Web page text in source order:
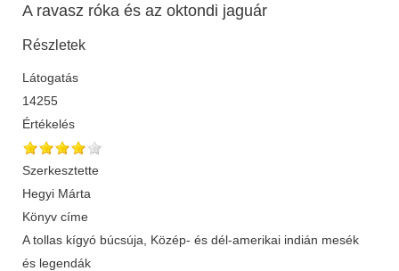
A ravasz róka és az oktondi jaguár
Részletek
Látogatás
14255
Értékelés
Szerkesztette
Hegyi Márta
Könyv címe
A tollas kígyó búcsúja, Közép- és dél-amerikai indián mesék
és legendák